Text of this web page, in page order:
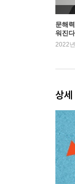
소중
할머
4장
똑똑
책벌
5장
1등
내가
문해
워진
2022
상세